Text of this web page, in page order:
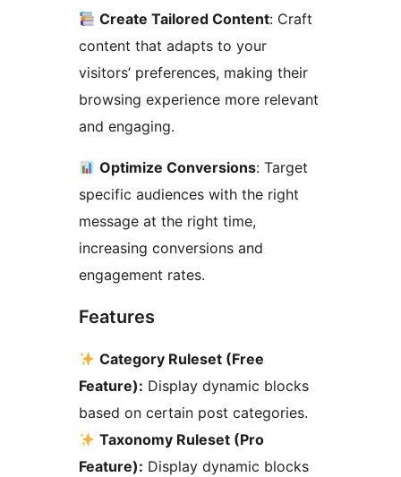
Create Tailored Content: Craft
content that adapts to your
visitors’ preferences, making their
browsing experience more relevant
and engaging.
Optimize Conversions: Target
specific audiences with the right
message at the right time,
increasing conversions and
engagement rates.
Features
Category Ruleset (Free
Feature): Display dynamic blocks
based on certain post categories.
Taxonomy Ruleset (Pro
Feature): Display dynamic blocks